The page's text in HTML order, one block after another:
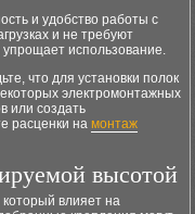
и удобство работы с
и не требуют
использование.
что для установки полок
электромонтажных
или создать
расценки на монтаж
высотой
влияет на